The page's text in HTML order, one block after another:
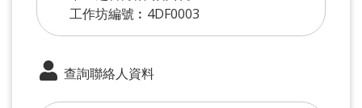
工作坊編號︰4DF0003
查詢聯絡人資料